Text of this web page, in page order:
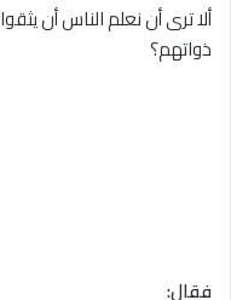
ألا ترى أن نعلم الناس أن
ذواتهم؟
فقال: